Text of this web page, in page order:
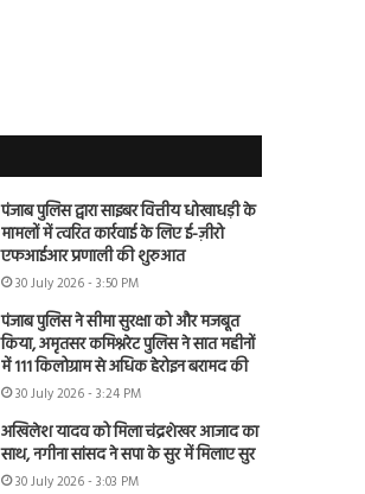
पंजाब पुलिस द्वारा साइबर वित्तीय धोखाधड़ी के
मामलों में त्वरित कार्रवाई के लिए ई-ज़ीरो
एफआईआर प्रणाली की शुरुआत
30 July 2026 - 3:50 PM
पंजाब पुलिस ने सीमा सुरक्षा को और मजबूत
किया, अमृतसर कमिश्नरेट पुलिस ने सात महीनों
में 111 किलोग्राम से अधिक हेरोइन बरामद की
30 July 2026 - 3:24 PM
अखिलेश यादव को मिला चंद्रशेखर आजाद का
साथ, नगीना सांसद ने सपा के सुर में मिलाए सुर
30 July 2026 - 3:03 PM